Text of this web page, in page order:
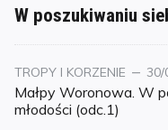
W poszukiwaniu
Kategoria
TROPY I KORZENIE
on
30/
Małpy Woronowa. W
młodości (odc.1)